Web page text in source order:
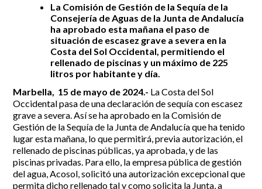
Contactar
Transporte
El reciclado de nuestros residuos
Información sobre podas
Noticias
Teléfonos de interés
Incidencias
Incidencias
App Gecor
Contactar
OCIO Y CURIOSIDADES DE SITIO DE CALAHONDA
Historia de Sitio de Calahonda
Instalaciones y ocio
Club de Golf La Siesta
Centros Comerciales
La Iglesia de San Miguel
Galería Fotográfica
Calahonda de noche
Centros comerciales
Revistas
La Comisión de Gestión de la Sequía de la
Consejería de Aguas de la Junta de Andalucía
ha aprobado esta mañana el paso de
situación de escasez grave a severa en la
Costa del Sol Occidental, permitiendo el
rellenado de piscinas y un máximo de 225
litros por habitante y día.
Marbella, 15 de mayo de 2024.- La Costa del Sol
Occidental pasa de una declaración de sequía con escasez
grave a severa. Así se ha aprobado en la Comisión de
Gestión de la Sequía de la Junta de Andalucía que ha tenido
lugar esta mañana, lo que permitirá, previa autorización, el
rellenado de piscinas públicas, ya aprobada, y de las
piscinas privadas. Para ello, la empresa pública de gestión
del agua, Acosol, solicitó una autorización excepcional que
permita dicho rellenado tal y como solicita la Junta, a